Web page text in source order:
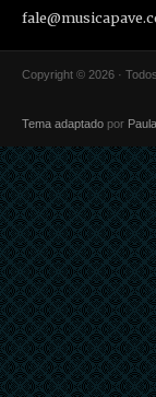
Copyright © 2026 ·
Tema adaptado por